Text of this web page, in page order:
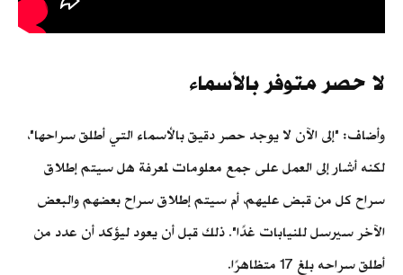
لا حصر متوفر بالأسماء
وأضاف: "إلى الآن لا يوجد حصر دقيق بالأسماء التي أطلق سراحها"،
لكنه أشار إلى العمل على جمع معلومات لمعرفة هل سيتم إطلاق
سراح كل من قبض عليهم، أم سيتم إطلاق سراح بعضهم والبعض
الآخر سيرسل للنيابات غدًا". ذلك قبل أن يعود ليؤكد أن عدد من
أطلق سراحه بلغ 17 متظاهرًا.